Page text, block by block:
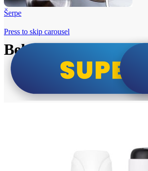
Šerpe
Beko i Tesla super cene
Press to skip carousel